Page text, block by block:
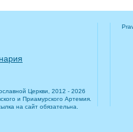
Церкви, 2012 - 2026
и Приамурского Артемия.
на сайт обязательна.